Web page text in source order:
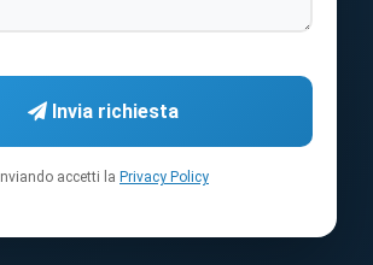
Invia richiesta
Inviando accetti la Privacy Policy